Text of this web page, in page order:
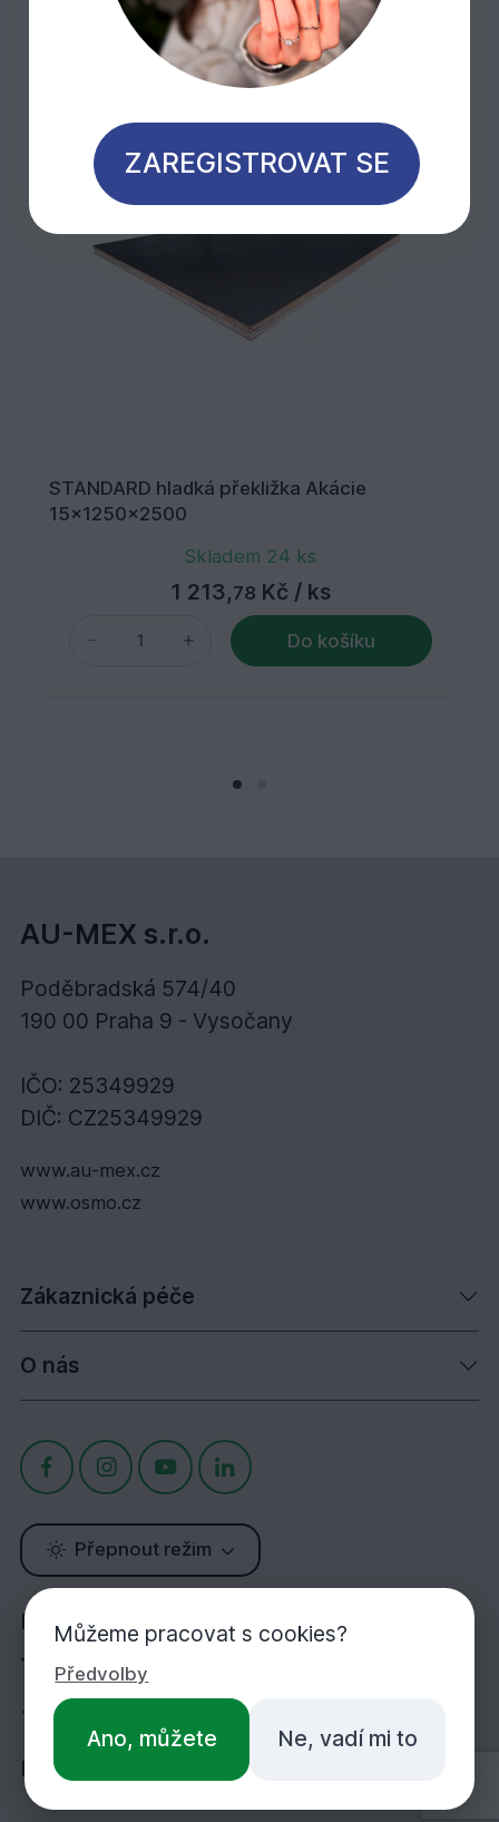
STANDARD hladká překližka Akácie
15x1250x2500
Skladem 24 ks
1 213,78 Kč / ks
Do košíku
AU-MEX s.r.o.
Poděbradská 574/40
190 00 Praha 9 - Vysočany
IČO: 25349929
DIČ: CZ25349929
www.au-mex.cz
www.osmo.cz
Zákaznická péče
O nás
Přepnout režim
Potřebujete poradit?
Jsme tu pro Vás!
+420 283 933 452
PO-PÁ 7:00-16:30
Můžeme pracovat s cookies?
Předvolby
Ano, můžete Ne, vadí mi to
ZAREGISTROVAT SE